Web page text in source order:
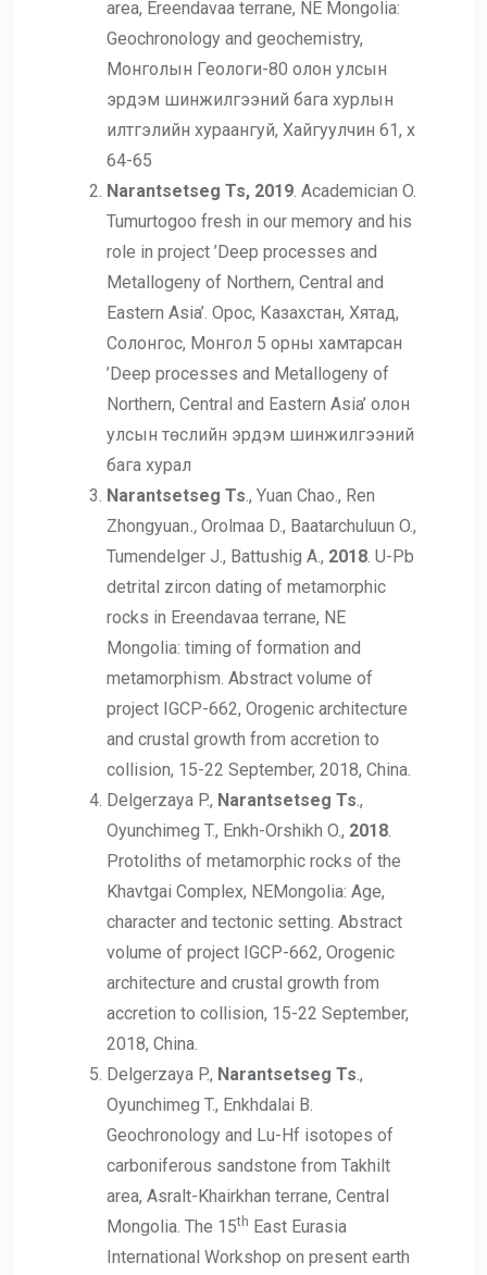
area, Ereendavaa terrane, NE Mongolia:
Geochronology and geochemistry,
Монголын Геологи-80 олон улсын
эрдэм шинжилгээний бага хурлын
илтгэлийн хураангуй, Хайгуулчин 61, х
64-65
Narantsetseg Ts, 2019 . Academician O.
Tumurtogoo fresh in our memory and his
role in project ’Deep processes and
Metallogeny of Northern, Central and
Eastern Asia’. Орос, Казахстан, Хятад,
Солонгос, Монгол 5 орны хамтарсан
’Deep processes and Metallogeny of
Northern, Central and Eastern Asia’ олон
улсын төслийн эрдэм шинжилгээний
бага хурал
Narantsetseg Ts ., Yuan Chao., Ren
Zhongyuan., Orolmaa D., Baatarchuluun O.,
Tumendelger J., Battushig A., 2018 . U-Pb
detrital zircon dating of metamorphic
rocks in Ereendavaa terrane, NE
Mongolia: timing of formation and
metamorphism. Abstract volume of
project IGCP-662, Orogenic architecture
and crustal growth from accretion to
collision, 15-22 September, 2018, China.
Delgerzaya P., Narantsetseg Ts .,
Oyunchimeg T., Enkh-Orshikh O., 2018
Protoliths of metamorphic rocks of the
Khavtgai Complex, NEMongolia: Age,
character and tectonic setting. Abstract
volume of project IGCP-662, Orogenic
architecture and crustal growth from
accretion to collision, 15-22 September,
2018, China.
Delgerzaya P., Narantsetseg Ts .,
Oyunchimeg T., Enkhdalai B.
Geochronology and Lu-Hf isotopes of
carboniferous sandstone from Takhilt
area, Asralt-Khairkhan terrane, Central
Mongolia. The 15th East Eurasia
International Workshop on present earth